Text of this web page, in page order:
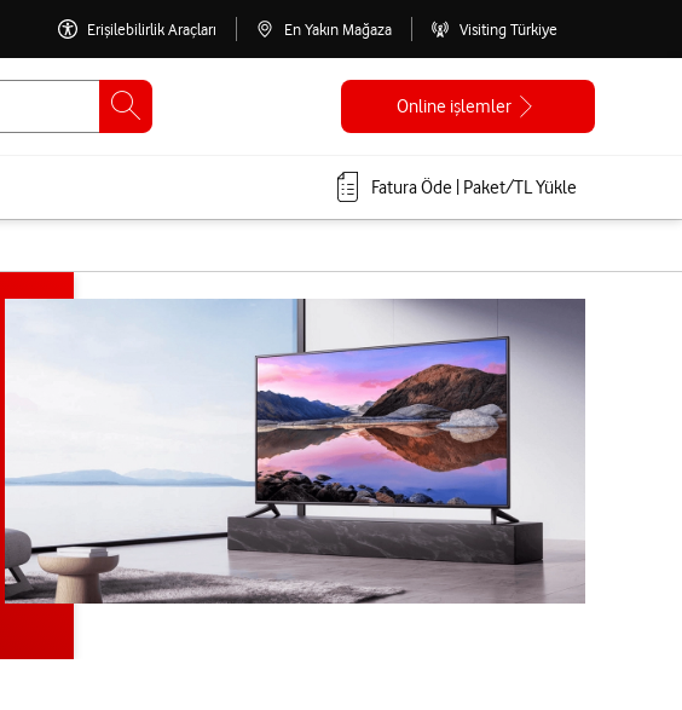
Erişilebilirlik Araçları En Yakın Mağaza Visiting Türkiye
Online işlemler
Fatura Öde | Paket/TL Yükle